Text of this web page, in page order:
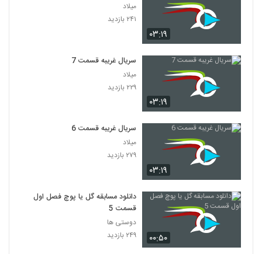
۰۳:۱۹
میلاد
۲۴۱ بازدید
۰۳:۱۹
سریال غریبه قسمت 7
میلاد
۲۲۹ بازدید
۰۳:۱۹
سریال غریبه قسمت 6
میلاد
۲۷۹ بازدید
۰۰:۵۰
دانلود مسابقه گل یا پوچ فصل اول
قسمت 5
دوستی ها
۲۴۹ بازدید